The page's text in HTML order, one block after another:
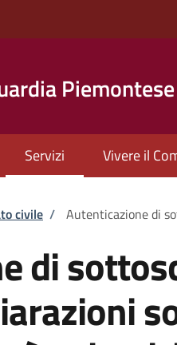
Piemontese
Servizi Vivere il
civile / Autenticazione di
di